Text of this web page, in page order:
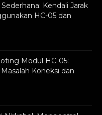
Kendali Jarak
HC-05 dan
Modul HC-05:
Koneksi dan